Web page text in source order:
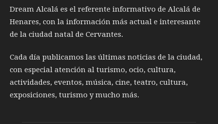
Dream Alcalá es el referente informativo de Alcalá de
Henares, con la información más actual e interesante
de la ciudad natal de Cervantes.
Cada día publicamos las últimas noticias de la ciudad,
con especial atención al turismo, ocio, cultura,
actividades, eventos, música, cine, teatro, cultura,
exposiciones, turismo y mucho más.